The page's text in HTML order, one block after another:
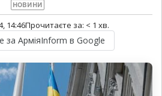
НОВИНИ
14:46Прочитаєте за: < 1 хв.
за АрміяInform в Google